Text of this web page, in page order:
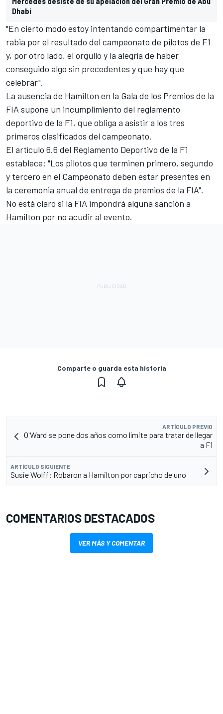
Dhabi
"En cierto modo estoy intentando compartimentar la
rabia por el resultado del campeonato de pilotos de F1
y, por otro lado, el orgullo y la alegría de haber
conseguido algo sin precedentes y que hay que
celebrar".
La ausencia de Hamilton en la Gala de los Premios de la
FIA supone un incumplimiento del reglamento
deportivo de la F1, que obliga a asistir a los tres
primeros clasificados del campeonato.
El artículo 6.6 del Reglamento Deportivo de la F1
establece: "Los pilotos que terminen primero, segundo
y tercero en el Campeonato deben estar presentes en
la ceremonia anual de entrega de premios de la FIA".
No está claro si la FIA impondrá alguna sanción a
Hamilton por no acudir al evento.
Comparte o guarda esta historia
ARTÍCULO PREVIO
O'Ward se pone dos años como límite para tratar de llegar
a F1
ARTÍCULO SIGUIENTE
Susie Wolff: Robaron a Hamilton por capricho de uno
COMENTARIOS DESTACADOS
VER MÁS Y COMENTAR